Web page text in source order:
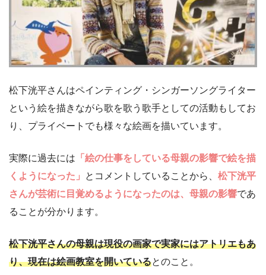
松下洸平さんはペインティング・シンガーソングライター
という絵を描きながら歌を歌う歌手としての活動もしてお
り、プライベートでも様々な絵画を描いています。
実際に過去には 「絵の仕事をしている母親の影響で絵を描
くようになった」
とコメントしていることから、 松下洸平
さんが芸術に目覚めるようになったのは、母親の影響であ
ることが分かります。
松下洸平さんの母親は現役の画家で実家にはアトリエもあ
り、現在は絵画教室を開いているとのこと。